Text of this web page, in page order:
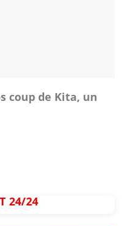
coup de Kita, un
24/24